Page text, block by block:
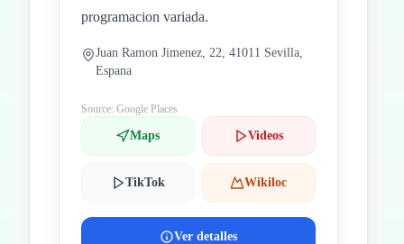
programacion variada.
Juan Ramon Jimenez, 22, 41011 Sevilla,
Espana
Source: Google Places
Maps Videos
TikTok Wikiloc
Ver detalles